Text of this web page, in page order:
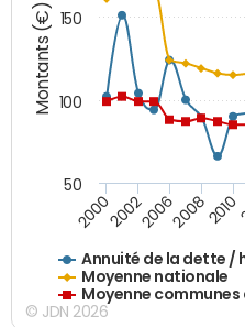
Montants (€)
Annuité de la dette /
Moyenne nationale
Moyenne
20002002200620082010
50
100
150
© JDN 2026